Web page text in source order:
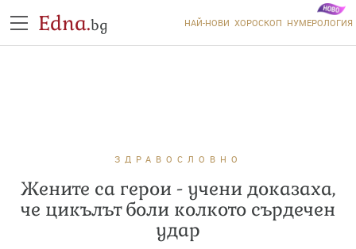
Edna.bg НАЙ-НОВИ ХОРОСКОП НУМЕРОЛОГИЯ
ЗДРАВОСЛОВНО
Жените са герои - учени доказаха,
че цикълът боли колкото сърдечен
удар